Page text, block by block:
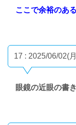
ここで余裕のあ
17 : 2025/06/02(
眼鏡の近眼の書